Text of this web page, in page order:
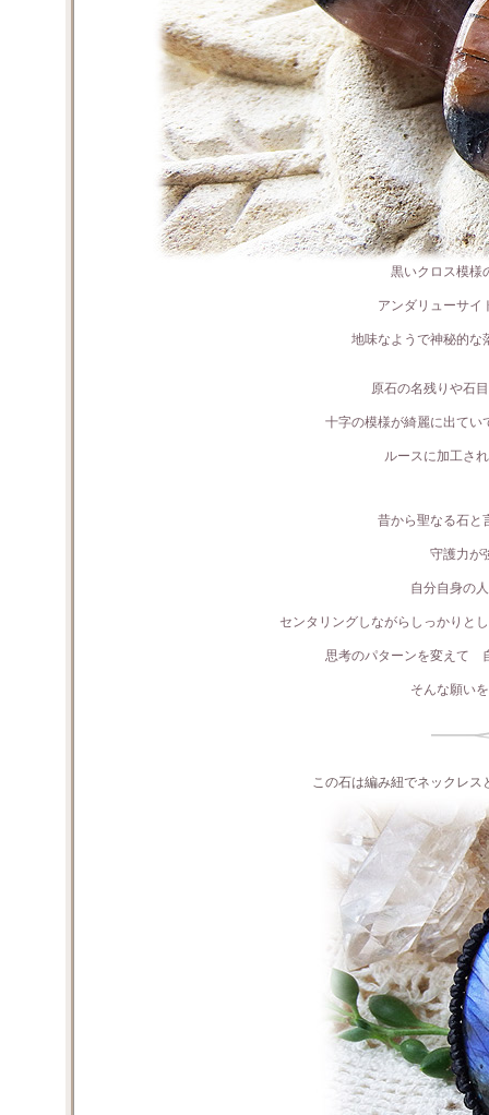
黒いクロス模様
アンダリューサイ
地味なようで神秘的な
原石の名残りや石
十字の模様が綺麗に出て
ルースに加工さ
昔から聖なる石と
守護力
自分自身の
センタリングしながらしっかりと
思考のパターンを変えて
そんな願い
この石は編み紐でネックレ